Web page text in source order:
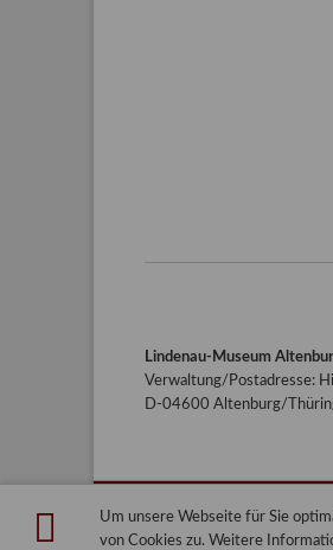
Um unsere Webseite für Sie
von Cookies zu. Weitere
Lindenau-Museum
Verwaltung/Postadresse:
D-04600 Altenburg/
Lindenau-Museum